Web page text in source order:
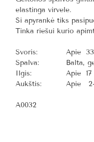
elastinga virvele.
Ši apyrankė tiks
Tinka riešui kurio
Svoris:
Apie
Spalva:
Balta,
Ilgis:
Aukštis:
Apie 17
Apie
A0032